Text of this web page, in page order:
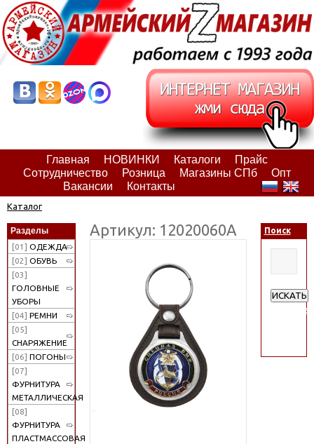
Главная НОВИНКИ Каталоги
Прайс
Сотрудничество
Розница Магазины СПб
Опт
Вакансии
Контакты
Каталог
Разделы
[01] ОДЕЖДА
[02] ОБУВЬ
[03]
ГОЛОВНЫЕ
УБОРЫ
[04] РЕМНИ
[05]
СНАРЯЖЕНИЕ
[06] ПОГОНЫ
[07]
ФУРНИТУРА
МЕТАЛЛИЧЕСКАЯ
[08]
ФУРНИТУРА
ПЛАСТМАССОВАЯ
Артикул: 12020060А Поиск
ИСКАТЬ